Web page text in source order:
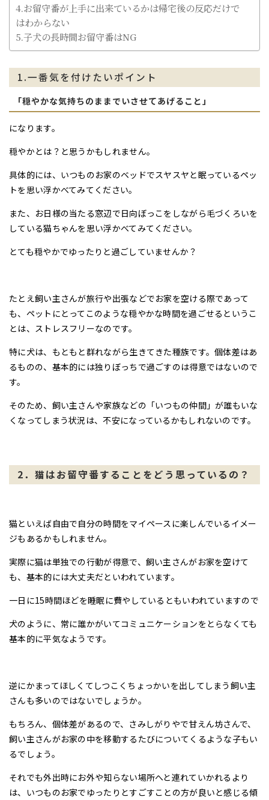
4.お留守番が上手に出来ているかは帰宅後の反応だけで
はわからない
5.子犬の長時間お留守番はNG
1.一番気を付けたいポイント
「穏やかな気持ちのままでいさせてあげること」
になります。
穏やかとは？と思うかもしれません。
具体的には、いつものお家のベッドでスヤスヤと眠っているペッ
トを思い浮かべてみてください。
また、お日様の当たる窓辺で日向ぼっこをしながら毛づくろいを
している猫ちゃんを思い浮かべてみてください。
とても穏やかでゆったりと過ごしていませんか？
たとえ飼い主さんが旅行や出張などでお家を空ける際であって
も、ペットにとってこのような穏やかな時間を過ごせるというこ
とは、ストレスフリーなのです。
特に犬は、もともと群れながら生きてきた種族です。個体差はあ
るものの、基本的には独りぼっちで過ごすのは得意ではないので
す。
そのため、飼い主さんや家族などの「いつもの仲間」が誰もいな
くなってしまう状況は、不安になっているかもしれないのです。
2．猫はお留守番することをどう思っているの？
猫といえば自由で自分の時間をマイペースに楽しんでいるイメー
ジもあるかもしれません。
実際に猫は単独での行動が得意で、飼い主さんがお家を空けて
も、基本的には大丈夫だといわれています。
一日に15時間ほどを睡眠に費やしているともいわれていますので
犬のように、常に誰かがいてコミュニケーションをとらなくても
基本的に平気なようです。
逆にかまってほしくてしつこくちょっかいを出してしまう飼い主
さんも多いのではないでしょうか。
もちろん、個体差があるので、さみしがりやで甘えん坊さんで、
飼い主さんがお家の中を移動するたびについてくるような子もい
るでしょう。
それでも外出時にお外や知らない場所へと連れていかれるより
は、いつものお家でゆったりとすごすことの方が良いと感じる傾